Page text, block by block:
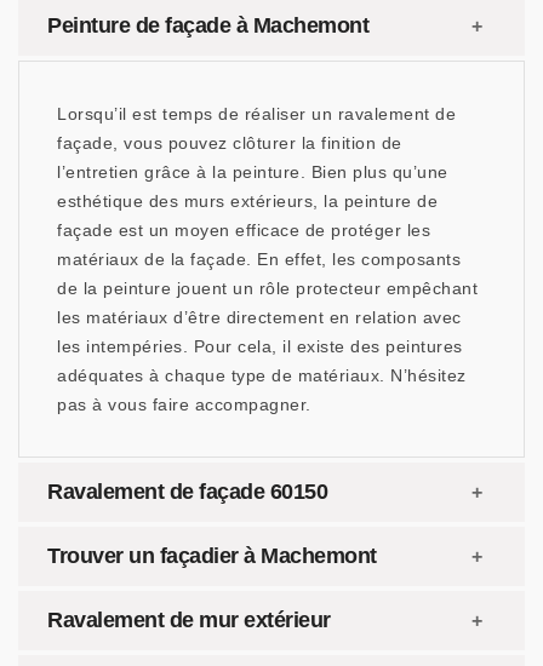
Peinture de façade à Machemont
Lorsqu’il est temps de réaliser un ravalement de
façade, vous pouvez clôturer la finition de
l’entretien grâce à la peinture. Bien plus qu’une
esthétique des murs extérieurs, la peinture de
façade est un moyen efficace de protéger les
matériaux de la façade. En effet, les composants
de la peinture jouent un rôle protecteur empêchant
les matériaux d’être directement en relation avec
les intempéries. Pour cela, il existe des peintures
adéquates à chaque type de matériaux. N’hésitez
pas à vous faire accompagner.
Ravalement de façade 60150
Trouver un façadier à Machemont
Ravalement de mur extérieur